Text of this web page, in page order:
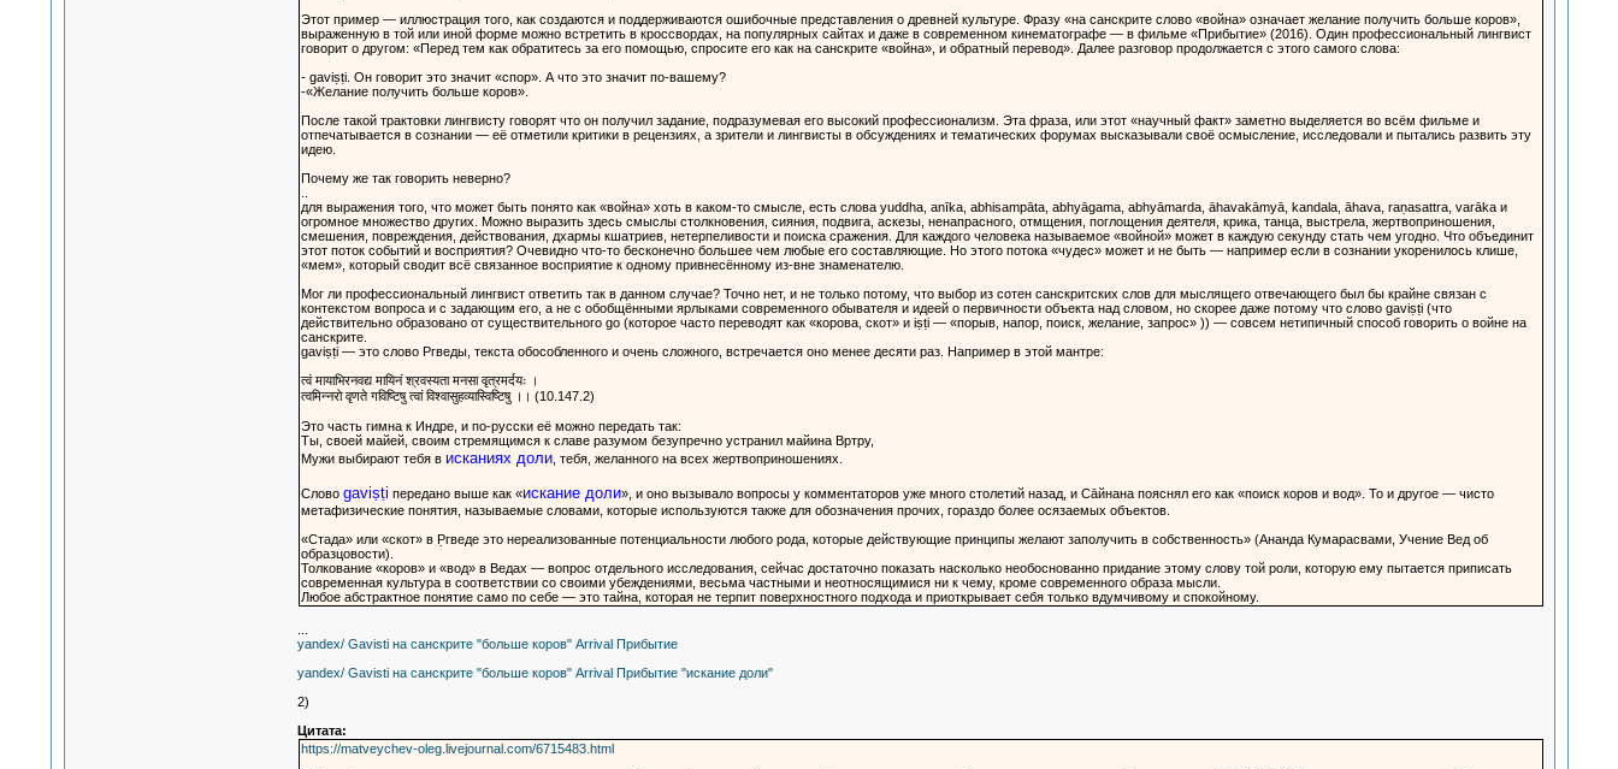
Этот пример — иллюстрация того, как создаются и поддерживаются ошибочные представления о древней культуре. Фразу «на санскрите слово «война» означает желание получить больше коров»,
выраженную в той или иной форме можно встретить в кроссвордах, на популярных сайтах и даже в современном кинематографе — в фильме «Прибытие» (2016). Один профессиональный лингвист
говорит о другом: «Перед тем как обратитесь за его помощью, спросите его как на санскрите «война», и обратный перевод». Далее разговор продолжается с этого самого слова:
- gaviṣṭi. Он говорит это значит «спор». А что это значит по-вашему?
-«Желание получить больше коров».
После такой трактовки лингвисту говорят что он получил задание, подразумевая его высокий профессионализм. Эта фраза, или этот «научный факт» заметно выделяется во всём фильме и
отпечатывается в сознании — её отметили критики в рецензиях, а зрители и лингвисты в обсуждениях и тематических форумах высказывали своё осмысление, исследовали и пытались развить эту
идею.
Почему же так говорить неверно?
для выражения того, что может быть понято как «война» хоть в каком-то смысле, есть слова yuddha, anīka, abhisampāta, abhyāgama, abhyāmarda, āhavakāmyā, kandala, āhava, raṇasattra, varāka и
огромное множество других. Можно выразить здесь смыслы столкновения, сияния, подвига, аскезы, ненапрасного, отмщения, поглощения деятеля, крика, танца, выстрела, жертвоприношения,
смешения, повреждения, действования, дхармы кшатриев, нетерпеливости и поиска сражения. Для каждого человека называемое «войной» может в каждую секунду стать чем угодно. Что объединит
этот поток событий и восприятия? Очевидно что-то бесконечно большее чем любые его составляющие. Но этого потока «чудес» может и не быть — например если в сознании укоренилось клише,
«мем», который сводит всё связанное восприятие к одному привнесённому из-вне знаменателю.
Мог ли профессиональный лингвист ответить так в данном случае? Точно нет, и не только потому, что выбор из сотен санскритских слов для мыслящего отвечающего был бы крайне связан с
контекстом вопроса и с задающим его, а не с обобщёнными ярлыками современного обывателя и идеей о первичности объекта над словом, но скорее даже потому что слово gaviṣṭi (что
действительно образовано от существительного go (которое часто переводят как «корова, скот» и iṣṭi — «порыв, напор, поиск, желание, запрос» )) — совсем нетипичный способ говорить о войне на
санскрите.
gaviṣṭi — это слово Ргведы, текста обособленного и очень сложного, встречается оно менее десяти раз. Например в этой мантре:
त्वं मायाभिरनवद्य मायिनं श्रवस्यता मनसा वृत्रमर्दयः ।
त्वमिन्नरो वृणते गविष्टिषु त्वां विश्वासुहव्यास्विष्टिषु ।। (10.147.2)
Это часть гимна к Индре, и по-русски её можно передать так:
Ты, своей майей, своим стремящимся к славе разумом безупречно устранил майина Вртру,
Мужи выбирают тебя в исканиях доли, тебя, желанного на всех жертвоприношениях.
Слово gaviṣṭi передано выше как «искание доли», и оно вызывало вопросы у комментаторов уже много столетий назад, и Сāйнана пояснял его как «поиск коров и вод». То и другое — чисто
метафизические понятия, называемые словами, которые используются также для обозначения прочих, гораздо более осязаемых объектов.
«Стада» или «скот» в Р̣гведе это нереализованные потенциальности любого рода, которые действующие принципы желают заполучить в собственность» (Ананда Кумарасвами, Учение Вед об
образцовости).
Толкование «коров» и «вод» в Ведах — вопрос отдельного исследования, сейчас достаточно показать насколько необоснованно придание этому слову той роли, которую ему пытается приписать
современная культура в соответствии со своими убеждениями, весьма частными и неотносящимися ни к чему, кроме современного образа мысли.
Любое абстрактное понятие само по себе — это тайна, которая не терпит поверхностного подхода и приоткрывает себя только вдумчивому и спокойному.
yandex/ Gavisti на санскрите "больше коров" Arrival Прибытие
yandex/ Gavisti на санскрите "больше коров" Arrival Прибытие "искание доли"
2)
Цитата:
https://matveychev-oleg.livejournal.com/6715483.html